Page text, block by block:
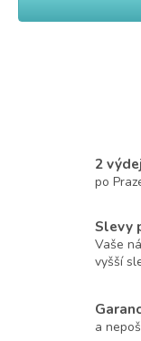
2
po
Slevy
Vaše
vyšší
a